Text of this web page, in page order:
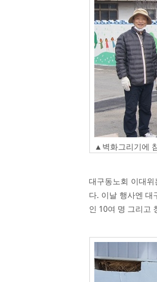
▲벽화그리기에
대구동노회 이대
다. 이날 행사엔 대
인 10여 명 그리고